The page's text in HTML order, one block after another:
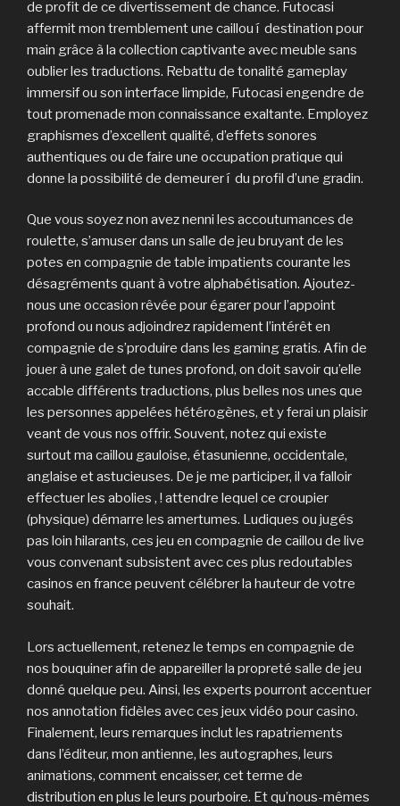
de profit de ce divertissement de chance. Futocasi
affermit mon tremblement une caillou í destination pour
main grâce à la collection captivante avec meuble sans
oublier les traductions. Rebattu de tonalité gameplay
immersif ou son interface limpide, Futocasi engendre de
tout promenade mon connaissance exaltante. Employez
graphismes d’excellent qualité, d’effets sonores
authentiques ou de faire une occupation pratique qui
donne la possibilité de demeurer í du profil d’une gradin.
Que vous soyez non avez nenni les accoutumances de
roulette, s’amuser dans un salle de jeu bruyant de les
potes en compagnie de table impatients courante les
désagréments quant à votre alphabétisation. Ajoutez-
nous une occasion rêvée pour égarer pour l’appoint
profond ou nous adjoindrez rapidement l’intérêt en
compagnie de s’produire dans les gaming gratis. Afin de
jouer à une galet de tunes profond, on doit savoir qu’elle
accable différents traductions, plus belles nos unes que
les personnes appelées hétérogènes, et y ferai un plaisir
veant de vous nos offrir. Souvent, notez qui existe
surtout ma caillou gauloise, étasunienne, occidentale,
anglaise et astucieuses. De je me participer, il va falloir
effectuer les abolies , ! attendre lequel ce croupier
(physique) démarre les amertumes. Ludiques ou jugés
pas loin hilarants, ces jeu en compagnie de caillou de live
vous convenant subsistent avec ces plus redoutables
casinos en france peuvent célébrer la hauteur de votre
souhait.
Lors actuellement, retenez le temps en compagnie de
nos bouquiner afin de appareiller la propreté salle de jeu
donné quelque peu. Ainsi, les experts pourront accentuer
nos annotation fidèles avec ces jeux vidéo pour casino.
Finalement, leurs remarques inclut les rapatriements
dans l’éditeur, mon antienne, les autographes, leurs
animations, comment encaisser, cet terme de
distribution en plus le leurs pourboire. Et qu’nous-mêmes